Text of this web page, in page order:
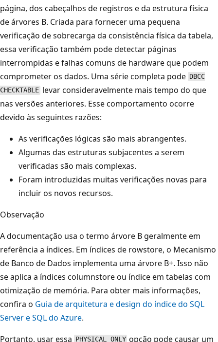
página, dos cabeçalhos de registros e da estrutura física
de árvores B. Criada para fornecer uma pequena
verificação de sobrecarga da consistência física da tabela,
essa verificação também pode detectar páginas
interrompidas e falhas comuns de hardware que podem
comprometer os dados. Uma série completa pode DBCC
CHECKTABLE levar consideravelmente mais tempo do que
nas versões anteriores. Esse comportamento ocorre
devido às seguintes razões:
As verificações lógicas são mais abrangentes.
Algumas das estruturas subjacentes a serem
verificadas são mais complexas.
Foram introduzidas muitas verificações novas para
incluir os novos recursos.
Observação
A documentação usa o termo árvore B geralmente em
referência a índices. Em índices de rowstore, o Mecanismo
de Banco de Dados implementa uma árvore B+. Isso não
se aplica a índices columnstore ou índice em tabelas com
otimização de memória. Para obter mais informações,
confira o Guia de arquitetura e design do índice do SQL
Server e SQL do Azure.
Portanto, usar essa PHYSICAL_ONLY opção pode causar um